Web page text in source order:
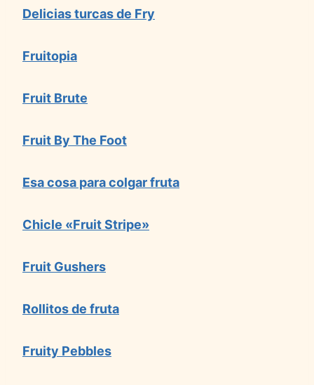
Delicias turcas de Fry
Fruitopia
Fruit Brute
Fruit By The Foot
Esa cosa para colgar fruta
Chicle «Fruit Stripe»
Fruit Gushers
Rollitos de fruta
Fruity Pebbles